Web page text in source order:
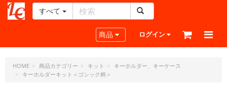
ー
ラ
フ
すべて
Toggle navigation
商品 ログイン
HOME 商品カテゴリー キット
キーホルダー、キーケース
キーホルダーキット＜ゴシック柄＞